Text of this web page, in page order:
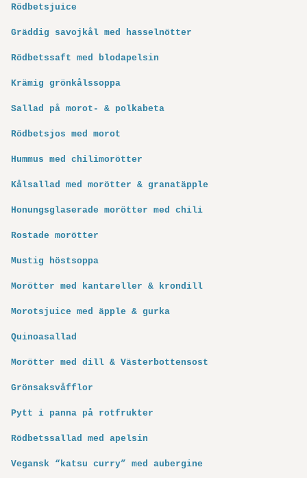
Rödbetsjuice
Gräddig savojkål med hasselnötter
Rödbetssaft med blodapelsin
Krämig grönkålssoppa
Sallad på morot- & polkabeta
Rödbetsjos med morot
Hummus med chilimorötter
Kålsallad med morötter & granatäpple
Honungsglaserade morötter med chili
Rostade morötter
Mustig höstsoppa
Morötter med kantareller & krondill
Morotsjuice med äpple & gurka
Quinoasallad
Morötter med dill & Västerbottensost
Grönsaksvåfflor
Pytt i panna på rotfrukter
Rödbetssallad med apelsin
Vegansk “katsu curry” med aubergine